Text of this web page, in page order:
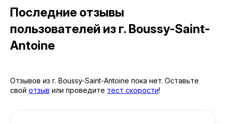
Последние отзывы
пользователей из г. Boussy-Saint-
Antoine
Отзывов из г. Boussy-Saint-Antoine пока нет. Оставьте
свой отзыв или проведите тест скорости!